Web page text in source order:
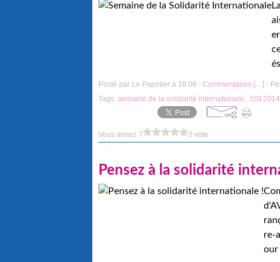
Posté par Le Papotier à 18:06 - Commentaires […] -
Tags: semaine de la solidarité internationale, SSI 2014
Vous aimez ? 0 vote
Pensez à la solidarité
re-
our